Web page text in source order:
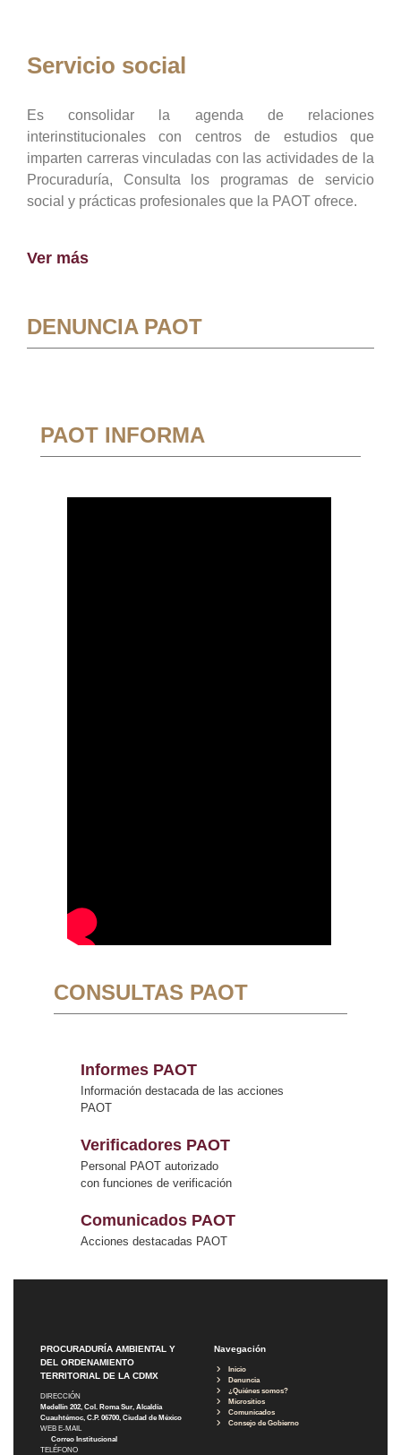
Servicio social
Es consolidar la agenda de relaciones
interinstitucionales con centros de estudios que
imparten carreras vinculadas con las actividades de la
Procuraduría, Consulta los programas de servicio
social y prácticas profesionales que la PAOT ofrece.
Ver más
DENUNCIA PAOT
PAOT INFORMA
CONSULTAS PAOT
Informes PAOT
Información destacada de las acciones
PAOT
Verificadores PAOT
Personal PAOT autorizado
con funciones de verificación
Comunicados PAOT
Acciones destacadas PAOT
PROCURADURÍA AMBIENTAL Y
DEL ORDENAMIENTO
TERRITORIAL DE LA CDMX
DIRECCIÓN
Medellín 202, Col. Roma Sur, Alcaldía
Cuauhtémoc, C.P. 06700, Ciudad de México
WEB E-MAIL
Correo Institucional
TELÉFONO
Navegación
Inicio
Denuncia
¿Quiénes somos?
Micrositios
Comunicados
Consejo de Gobierno